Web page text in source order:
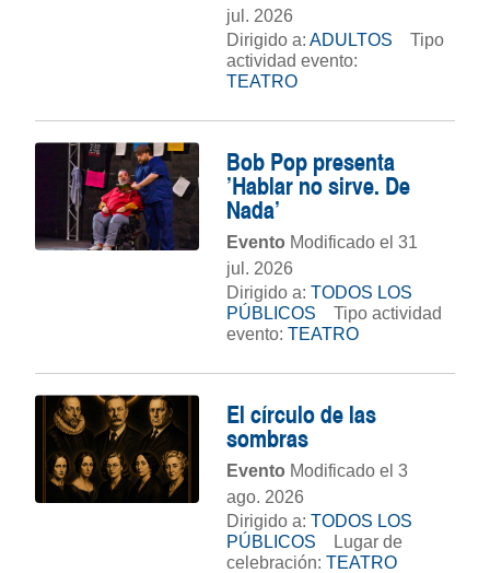
jul. 2026
Dirigido a: ADULTOS
Tipo
actividad evento:
TEATRO
Bob Pop presenta
'Hablar no sirve. De
Nada'
Evento Modificado el 31
jul. 2026
Dirigido a: TODOS LOS
PÚBLICOS
Tipo actividad
evento: TEATRO
El círculo de las
sombras
Evento Modificado el 3
ago. 2026
Dirigido a: TODOS LOS
PÚBLICOS
Lugar de
celebración: TEATRO